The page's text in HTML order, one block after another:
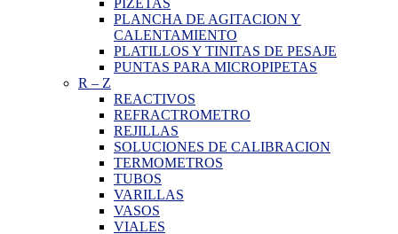
PLANCHA DE AGITACION Y
CALENTAMIENTO
PLATILLOS Y TINITAS DE PESAJE
PUNTAS PARA MICROPIPETAS
R – Z
REACTIVOS
REFRACTROMETRO
REJILLAS
SOLUCIONES DE CALIBRACION
TERMOMETROS
TUBOS
VARILLAS
VASOS
VIALES